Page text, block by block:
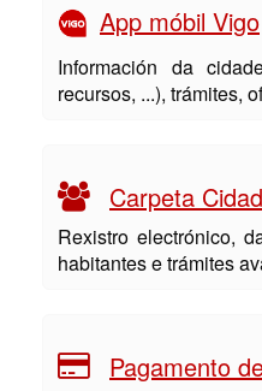
App móbil Vigo
Información da
recursos, ...), trámites,
Carpeta
Rexistro electrónico,
habitantes e trámites
Pagamento